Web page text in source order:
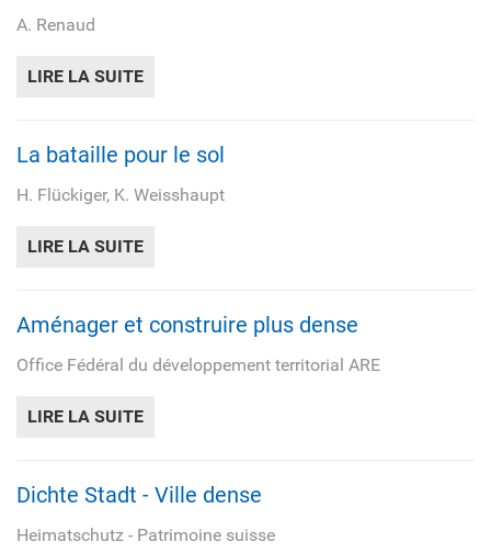
A. Renaud
LIRE LA SUITE
La bataille pour le sol
H. Flückiger, K. Weisshaupt
LIRE LA SUITE
Aménager et construire plus dense
Office Fédéral du développement territorial ARE
LIRE LA SUITE
Dichte Stadt - Ville dense
Heimatschutz - Patrimoine suisse